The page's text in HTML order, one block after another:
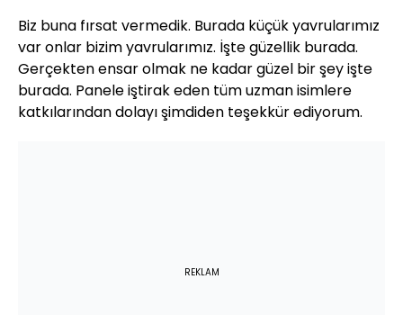
Biz buna fırsat vermedik. Burada küçük yavrularımız
var onlar bizim yavrularımız. İşte güzellik burada.
Gerçekten ensar olmak ne kadar güzel bir şey işte
burada. Panele iştirak eden tüm uzman isimlere
katkılarından dolayı şimdiden teşekkür ediyorum.
REKLAM